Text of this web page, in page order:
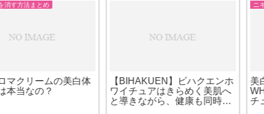
ＢＩＨＡＫＵＥＮのレビュー
と口コミ
キレイにやさしいビオデルマ
をオオサカ堂で発見！